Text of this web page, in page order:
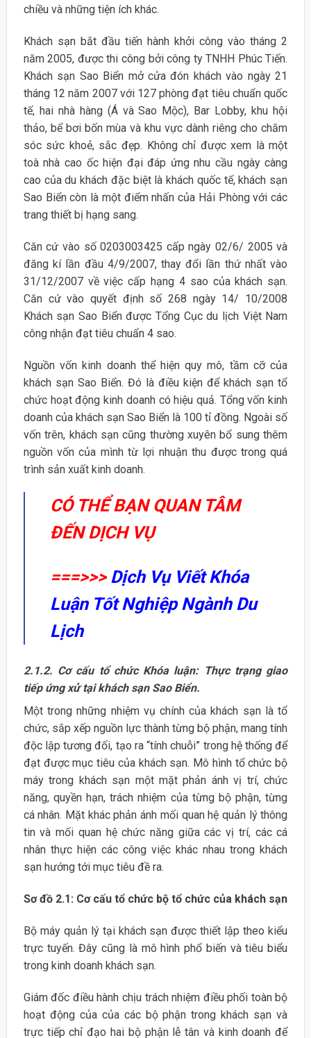
chiều và những tiện ích khác.
Khách sạn bắt đầu tiến hành khởi công vào tháng 2
năm 2005, được thi công bởi công ty TNHH Phúc Tiến.
Khách sạn Sao Biển mở cửa đón khách vào ngày 21
tháng 12 năm 2007 với 127 phòng đạt tiêu chuẩn quốc
tế, hai nhà hàng (Á và Sao Mộc), Bar Lobby, khu hội
thảo, bể bơi bốn mùa và khu vực dành riêng cho chăm
sóc sức khoẻ, sắc đẹp. Không chỉ được xem là một
toà nhà cao ốc hiện đại đáp ứng nhu cầu ngày càng
cao của du khách đặc biệt là khách quốc tế, khách sạn
Sao Biển còn là một điểm nhấn của Hải Phòng với các
trang thiết bị hạng sang.
Căn cứ vào số 0203003425 cấp ngày 02/6/ 2005 và
đăng kí lần đầu 4/9/2007, thay đổi lần thứ nhất vào
31/12/2007 về việc cấp hạng 4 sao của khách sạn.
Căn cứ vào quyết định số 268 ngày 14/ 10/2008
Khách sạn Sao Biển được Tổng Cục du lịch Việt Nam
công nhận đạt tiêu chuẩn 4 sao.
Nguồn vốn kinh doanh thể hiện quy mô, tầm cỡ của
khách sạn Sao Biển. Đó là điều kiện để khách sạn tổ
chức hoạt động kinh doanh có hiệu quả. Tổng vốn kinh
doanh của khách sạn Sao Biển là 100 tỉ đồng. Ngoài số
vốn trên, khách sạn cũng thường xuyên bổ sung thêm
nguồn vốn của mình từ lợi nhuận thu được trong quá
trình sản xuất kinh doanh.
CÓ THỂ BẠN QUAN TÂM
ĐẾN DỊCH VỤ
===>>>Dịch Vụ Viết Khóa
Luận Tốt Nghiệp Ngành Du
Lịch
2.1.2. Cơ cấu tổ chức Khóa luận: Thực trạng giao
tiếp ứng xử tại khách sạn Sao Biển.
Một trong những nhiệm vụ chính của khách sạn là tổ
chức, sắp xếp nguồn lực thành từng bộ phận, mang tính
độc lập tương đối, tạo ra “tính chuỗi” trong hệ thống để
đạt được mục tiêu của khách sạn. Mô hình tổ chức bộ
máy trong khách sạn một mặt phản ánh vị trí, chức
năng, quyền hạn, trách nhiệm của từng bộ phận, từng
cá nhân. Mặt khác phản ánh mối quan hệ quản lý thông
tin và mối quan hệ chức năng giữa các vị trí, các cá
nhân thực hiện các công việc khác nhau trong khách
sạn hướng tới mục tiêu đề ra.
Sơ đồ 2.1: Cơ cấu tổ chức bộ tổ chức của khách sạn
Bộ máy quản lý tại khách sạn được thiết lập theo kiểu
trực tuyến. Đây cũng là mô hình phổ biến và tiêu biểu
trong kinh doanh khách sạn.
Giám đốc điều hành chịu trách nhiệm điều phối toàn bộ
hoạt động của của các bộ phận trong khách sạn và
trực tiếp chỉ đạo hai bộ phận lễ tân và kinh doanh để